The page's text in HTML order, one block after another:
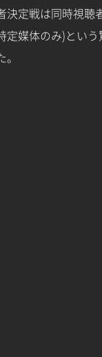
決定戦は同時視聴
定媒体のみ)とい